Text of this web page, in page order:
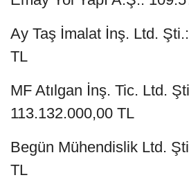
Ay Taş İmalat İnş. Ltd.
TL
MF Atılgan İnş. Tic. Ltd.
113.132.000,00 TL
Begün Mühendislik Ltd.
TL